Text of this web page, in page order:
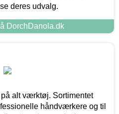
deres udvalg.
DorchDanola.dk
alt værktøj. Sortimentet
håndværkere og til